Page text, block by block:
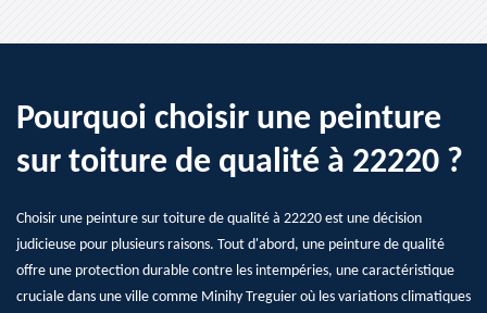
Pourquoi choisir une peinture
sur toiture de qualité à 22220 ?
Choisir une peinture sur toiture de qualité à 22220 est une décision
judicieuse pour plusieurs raisons. Tout d'abord, une peinture de qualité
offre une protection durable contre les intempéries, une caractéristique
cruciale dans une ville comme Minihy Treguier où les variations climatiques